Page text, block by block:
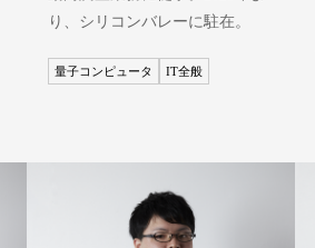
り、シリコンバレーに駐在。
量子コンピュータ IT全般